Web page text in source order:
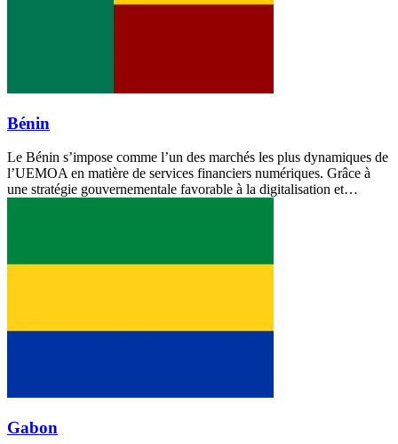
Bénin
Le Bénin s’impose comme l’un des marchés les plus dynamiques de
l’UEMOA en matière de services financiers numériques. Grâce à
une stratégie gouvernementale favorable à la digitalisation et…
Gabon